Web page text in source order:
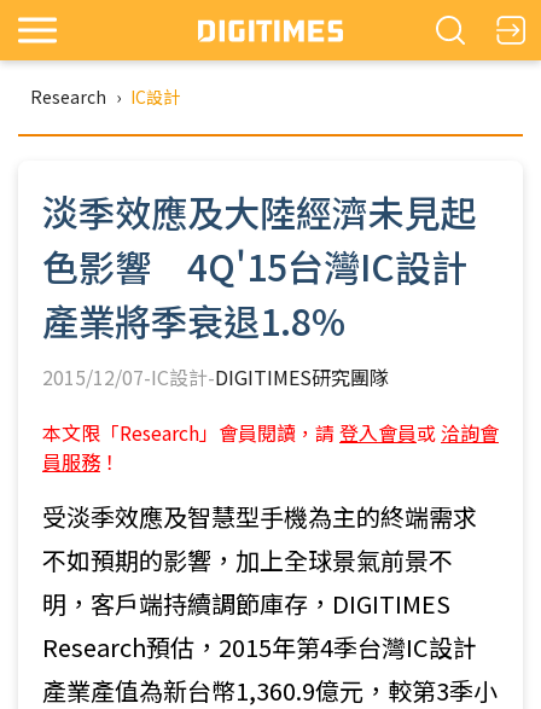
Research › IC設計
淡季效應及大陸經濟未見起
色影響 4Q'15台灣IC設計
產業將季衰退1.8%
2015/12/07-IC設計-DIGITIMES研究團隊
本文限「Research」會員閱讀，請 登入會員或 洽詢會
員服務 ！
受淡季效應及智慧型手機為主的終端需求
不如預期的影響，加上全球景氣前景不
明，客戶端持續調節庫存，DIGITIMES
Research預估，2015年第4季台灣IC設計
產業產值為新台幣1,360.9億元，較第3季小